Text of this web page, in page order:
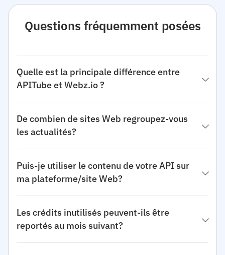
Questions fréquemment posées
Quelle est la principale différence entre
APITube et Webz.io ?
De combien de sites Web regroupez-vous
les actualités?
Puis-je utiliser le contenu de votre API sur
ma plateforme/site Web?
Les crédits inutilisés peuvent-ils être
reportés au mois suivant?